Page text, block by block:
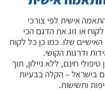
אישית לפי צורכי
או זוג את הדגם הכי
שלו. כמו כן כל לקוח
ודרגות הקושי.
ל- 30 ימי ניסיון טיפולי חינם, ללא ניילון, תוך
בישראל – הקלה בבעיות
ותשישות.